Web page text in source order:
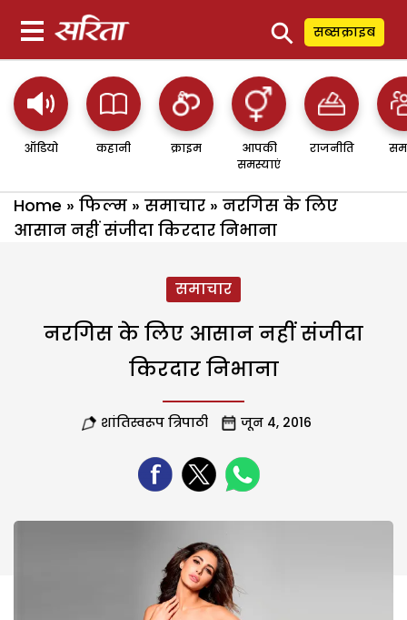
⚲ सब्सक्राइब
ऑडियो कहानी क्राइम
आपकी
समस्याएं
राजनीति
Home » फिल्म » समाचार » नरगिस के लिए
आसान नहीं संजीदा किरदार निभाना
समाचार
नरगिस के लिए आसान नहीं संजीदा
किरदार निभाना
शांतिस्वरूप त्रिपाठी जून 4, 2016